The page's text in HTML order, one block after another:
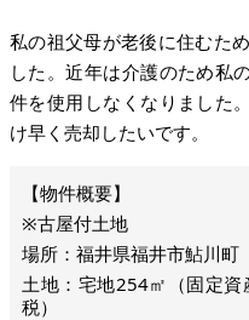
私の祖父母が老後に住むた
した。近年は介護のため私
件を使用しなくなりました
け早く売却したいです。
※古屋付土地
場所：福井県福井市鮎川町
土地：宅地254㎡（固定
税）